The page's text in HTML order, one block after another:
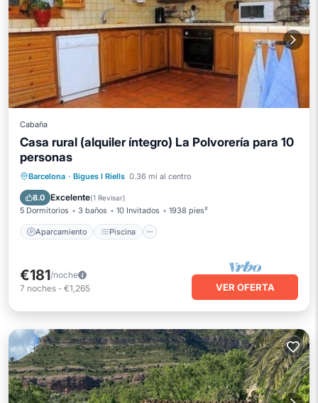
Cabaña
Casa rural (alquiler íntegro) La Polvorería para 10
personas
Barcelona · Bigues I Riells 0.36 mi al centro
8.0 Excelente(1 Revisar)
5 Dormitorios 3 baños 10 Invitados 1938 pies²
Aparcamiento Piscina
Aparcamiento
Piscina
Balcón/Terraza
€181/noche
7 noches - €1,265 VER OFERTA